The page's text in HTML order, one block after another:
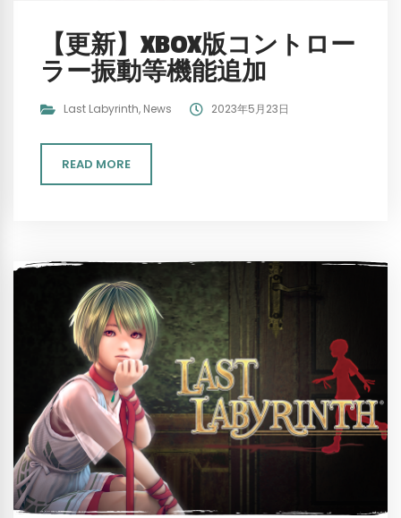
【更新】XBOX版コントロー
ラー振動等機能追加
Last Labyrinth, News 2023年5月23日
READ MORE